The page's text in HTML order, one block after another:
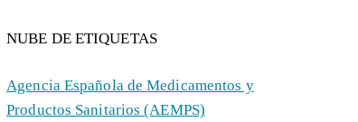
NUBE DE ETIQUETAS
Agencia Española de Medicamentos y
Productos Sanitarios (AEMPS)